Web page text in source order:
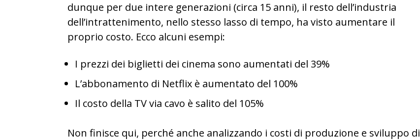
dunque per due intere generazioni (circa 15 anni), il resto dell’industria
dell’intrattenimento, nello stesso lasso di tempo, ha visto aumentare il
proprio costo. Ecco alcuni esempi:
I prezzi dei biglietti dei cinema sono aumentati del 39%
L’abbonamento di Netflix è aumentato del 100%
Il costo della TV via cavo è salito del 105%
Non finisce qui, perché anche analizzando i costi di produzione e sviluppo di